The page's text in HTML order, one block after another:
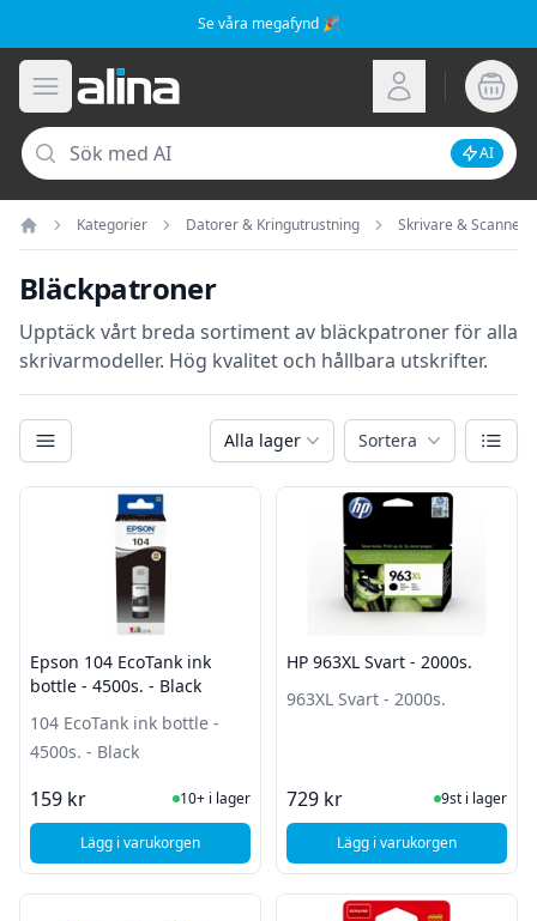
Se våra megafynd 🎉
Öppna meny
Alina.se Logga in
Sök
AI
Hem
Kategorier Datorer & Kringutrustning Skrivare & Scanners
Bläckpatroner
Upptäck vårt breda sortiment av bläckpatroner för alla
skrivarmodeller. Hög kvalitet och hållbara utskrifter.
Kategorier Alla lager Sortera Växla
Filter
Produkter
Epson 104 EcoTank ink
bottle - 4500s. - Black
104 EcoTank ink bottle -
4500s. - Black
159 kr I Lager
10+ i lager
Lägg i varukorgen, Epson 104 EcoTank ink bottle - 4500s. - Black
HP 963XL Svart - 2000s.
963XL Svart - 2000s.
729 kr I Lager
9st i lager
Lägg i varukorgen